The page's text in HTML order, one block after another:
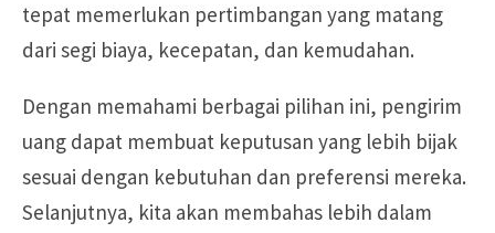
tepat memerlukan pertimbangan yang matang
dari segi biaya, kecepatan, dan kemudahan.
Dengan memahami berbagai pilihan ini, pengirim
uang dapat membuat keputusan yang lebih bijak
sesuai dengan kebutuhan dan preferensi mereka.
Selanjutnya, kita akan membahas lebih dalam